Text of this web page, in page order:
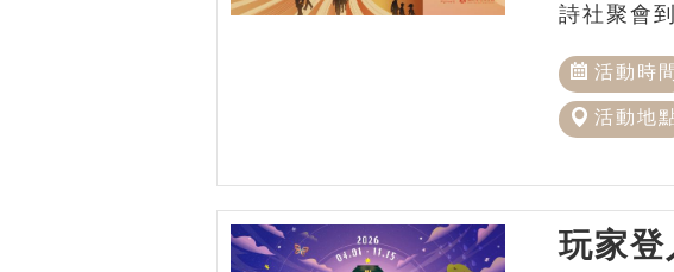
詩社聚會
活動時間
活動地
玩家登